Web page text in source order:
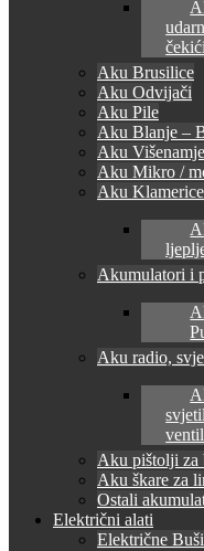
čekići
Aku Brusilice
Aku Odvijači
Aku Pile
Aku Blanje –
Aku
Aku Mikro /
Aku
Akumulatori i
Aku radio,
Aku pištolji za
Aku škare za
Ostali
Električni alati
Električne